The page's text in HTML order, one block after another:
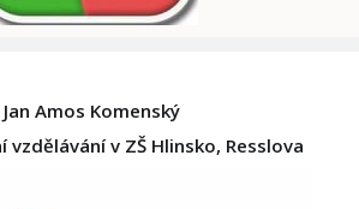
Amos Komenský
vzdělávání v ZŠ Hlinsko, Resslova